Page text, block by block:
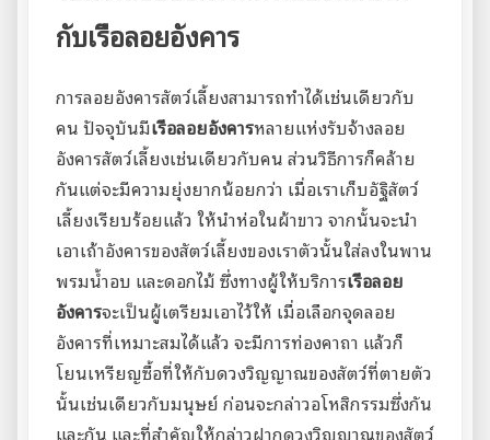
กับเรือลอยอังคาร
การลอยอังคารสัตว์เลี้ยงสามารถทำได้เช่นเดียวกับ
คน ปัจจุบันมีเรือลอยอังคารหลายแห่งรับจ้างลอย
อังคารสัตว์เลี้ยงเช่นเดียวกับคน ส่วนวิธีการก็คล้าย
กันแต่จะมีความยุ่งยากน้อยกว่า เมื่อเราเก็บอัฐิสัตว์
เลี้ยงเรียบร้อยแล้ว ให้นำห่อในผ้าขาว จากนั้นจะนำ
เอาเถ้าอังคารของสัตว์เลี้ยงของเราตัวนั้นใส่ลงในพาน
พรมน้ำอบ และดอกไม้ ซึ่งทางผู้ให้บริการเรือลอย
อังคารจะเป็นผู้เตรียมเอาไว้ให้ เมื่อเลือกจุดลอย
อังคารที่เหมาะสมได้แล้ว จะมีการท่องคาถา แล้วก็
โยนเหรียญซื้อที่ให้กับดวงวิญญาณของสัตว์ที่ตายตัว
นั้นเช่นเดียวกับมนุษย์ ก่อนจะกล่าวอโหสิกรรมซึ่งกัน
และกัน และที่สำคัญให้กล่าวฝากดวงวิญญาณของสัตว์